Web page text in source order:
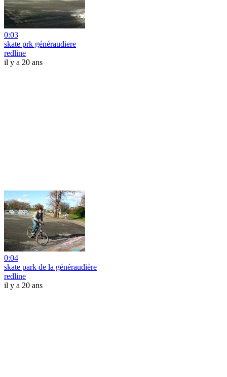
0:03
skate prk généraudiere
redline
il y a 20 ans
0:04
skate park de la généraudière
redline
il y a 20 ans